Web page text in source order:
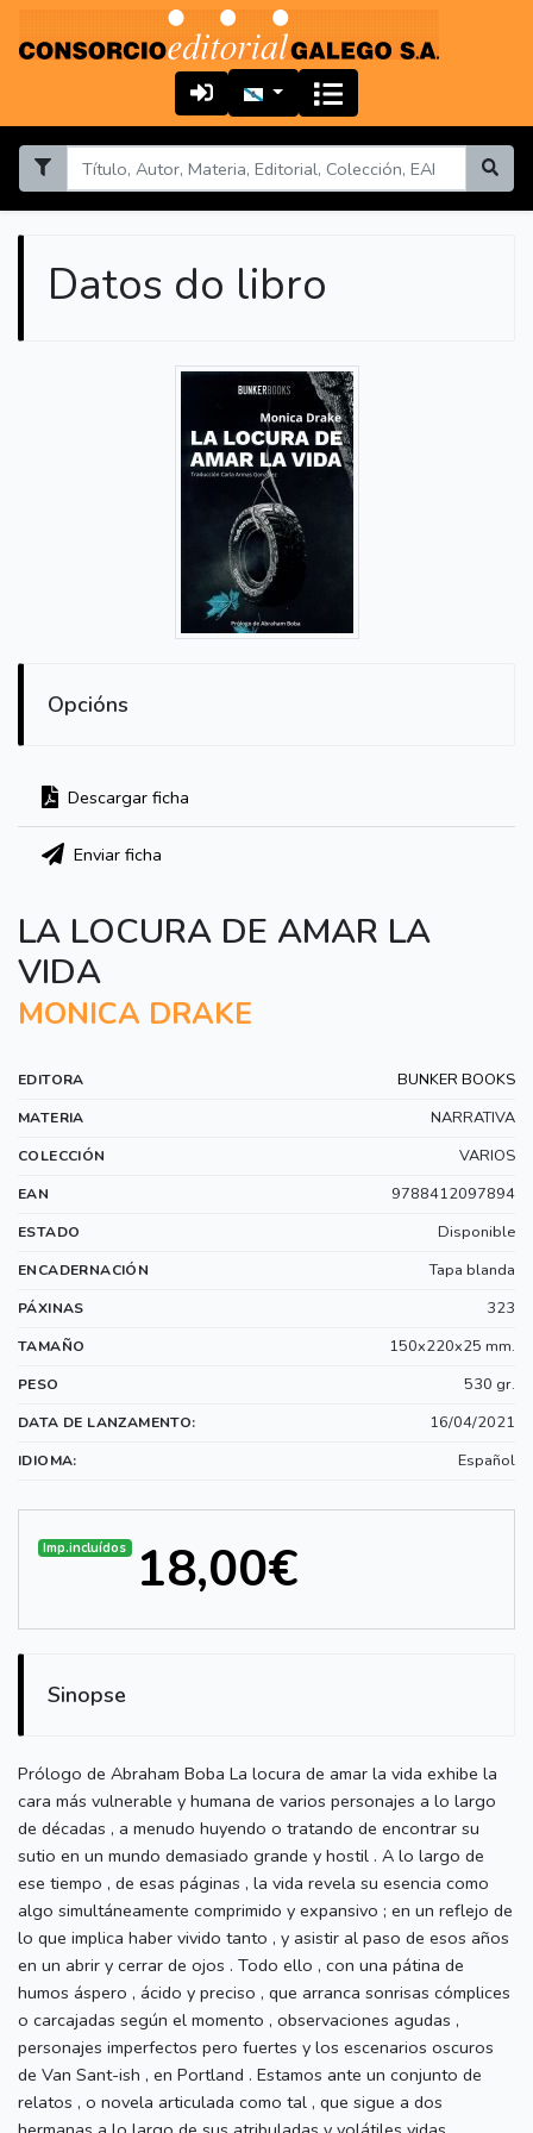
Datos do libro
Opcións
Descargar ficha
Enviar ficha
LA LOCURA DE AMAR LA
VIDA
MONICA DRAKE
EDITORA BUNKER BOOKS
MATERIA NARRATIVA
COLECCIÓN VARIOS
EAN 9788412097894
ESTADO Disponible
ENCADERNACIÓN Tapa blanda
PÁXINAS 323
TAMAÑO 150x220x25 mm.
PESO 530 gr.
DATA DE LANZAMENTO: 16/04/2021
IDIOMA: Español
Imp.incluídos 18,00€
Sinopse
Prólogo de Abraham Boba La locura de amar la vida exhibe la
cara más vulnerable y humana de varios personajes a lo largo
de décadas , a menudo huyendo o tratando de encontrar su
sutio en un mundo demasiado grande y hostil . A lo largo de
ese tiempo , de esas páginas , la vida revela su esencia como
algo simultáneamente comprimido y expansivo ; en un reflejo de
lo que implica haber vivido tanto , y asistir al paso de esos años
en un abrir y cerrar de ojos . Todo ello , con una pátina de
humos áspero , ácido y preciso , que arranca sonrisas cómplices
o carcajadas según el momento , observaciones agudas ,
personajes imperfectos pero fuertes y los escenarios oscuros
de Van Sant-ish , en Portland . Estamos ante un conjunto de
relatos , o novela articulada como tal , que sigue a dos